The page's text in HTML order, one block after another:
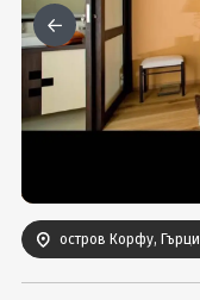
Гърция
остров Корфу,